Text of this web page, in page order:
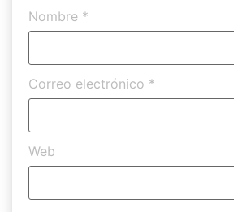
Nombre *
Correo electrónico *
Web